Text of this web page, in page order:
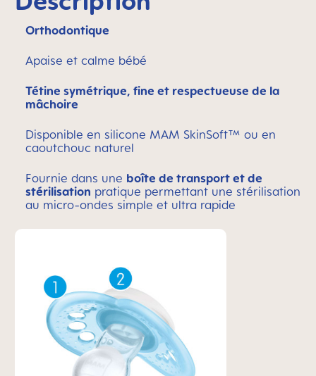
Orthodontique
Apaise et calme bébé
Tétine symétrique, fine et respectueuse de la
mâchoire
Disponible en silicone MAM SkinSoft™ ou en
caoutchouc naturel
Fournie dans une boîte de transport et de
stérilisation pratique permettant une stérilisation
au micro-ondes simple et ultra rapide